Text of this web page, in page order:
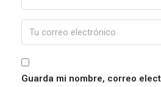
Guarda mi nombre, correo